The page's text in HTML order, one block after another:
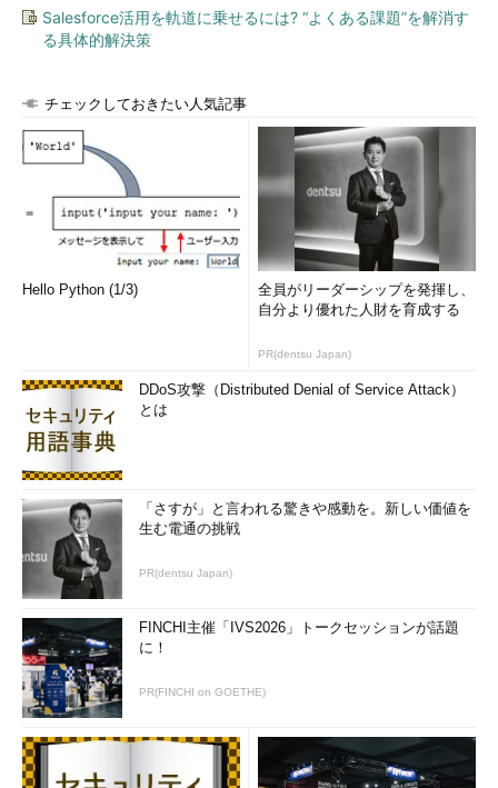
Salesforce活用を軌道に乗せるには? “よくある課題”を解消す
る具体的解決策
チェックしておきたい人気記事
Hello Python (1/3)
全員がリーダーシップを発揮し、
自分より優れた人財を育成する
PR(dentsu Japan)
DDoS攻撃（Distributed Denial of Service Attack）
とは
「さすが」と言われる驚きや感動を。新しい価値を
生む電通の挑戦
PR(dentsu Japan)
FINCHI主催「IVS2026」トークセッションが話題
に！
PR(FINCHI on GOETHE)